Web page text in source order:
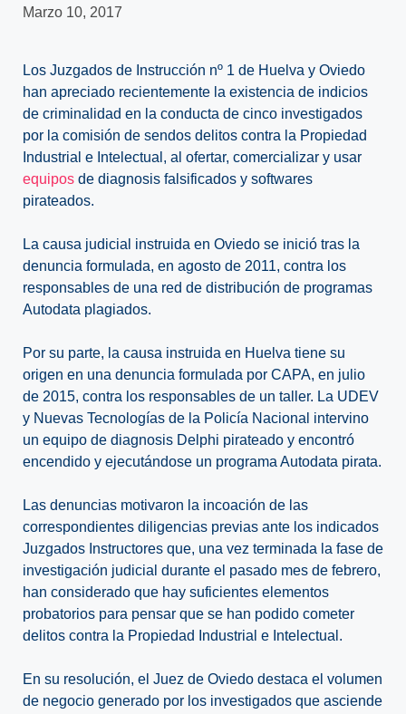
Marzo 10, 2017
Los Juzgados de Instrucción nº 1 de Huelva y Oviedo
han apreciado recientemente la existencia de indicios
de criminalidad en la conducta de cinco investigados
por la comisión de sendos delitos contra la Propiedad
Industrial e Intelectual, al ofertar, comercializar y usar
equipos de diagnosis falsificados y softwares
pirateados.
La causa judicial instruida en Oviedo se inició tras la
denuncia formulada, en agosto de 2011, contra los
responsables de una red de distribución de programas
Autodata plagiados.
Por su parte, la causa instruida en Huelva tiene su
origen en una denuncia formulada por CAPA, en julio
de 2015, contra los responsables de un taller. La UDEV
y Nuevas Tecnologías de la Policía Nacional intervino
un equipo de diagnosis Delphi pirateado y encontró
encendido y ejecutándose un programa Autodata pirata.
Las denuncias motivaron la incoación de las
correspondientes diligencias previas ante los indicados
Juzgados Instructores que, una vez terminada la fase de
investigación judicial durante el pasado mes de febrero,
han considerado que hay suficientes elementos
probatorios para pensar que se han podido cometer
delitos contra la Propiedad Industrial e Intelectual.
En su resolución, el Juez de Oviedo destaca el volumen
de negocio generado por los investigados que asciende